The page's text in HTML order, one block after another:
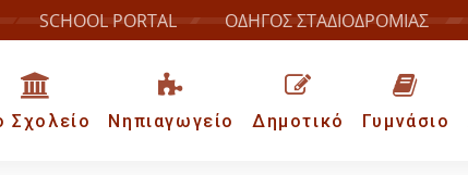
SCHOOL PORTAL ΟΔΗΓΟΣ ΣΤΑΔΙΟΔΡΟΜΙΑΣ
Σχολείο Νηπιαγωγείο Δημοτικό Γυμνάσιο